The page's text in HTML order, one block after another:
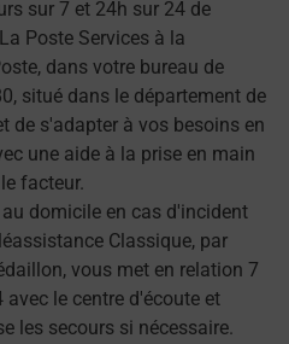
sur 7 et 24h sur 24 de
Poste Services à la
dans votre bureau de
situé dans le département de
de s'adapter à vos besoins en
une aide à la prise en main
facteur.
domicile en cas d'incident
Classique, par
vous met en relation 7
le centre d'écoute et
les secours si nécessaire.